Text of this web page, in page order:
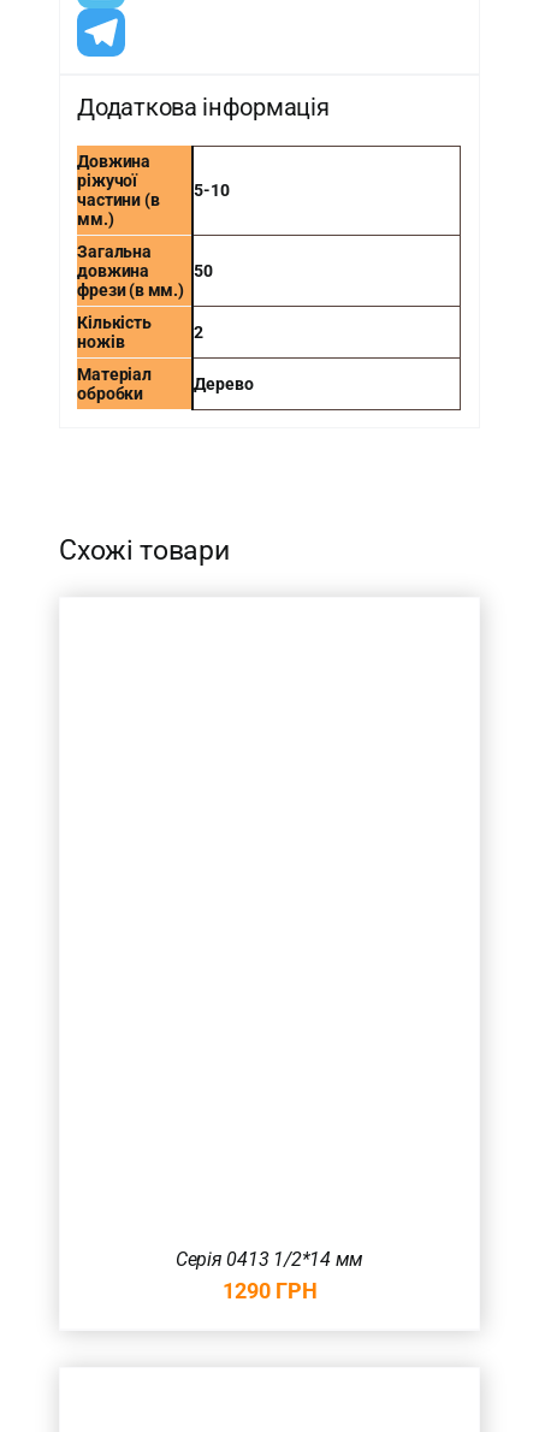
Додаткова інформація
Довжина
ріжучої
частини (в
мм.)
5-10
Загальна
довжина
фрези (в мм.)
50
Кількість
ножів
2
Матеріал
обробки
Дерево
Схожі товари
Серія 0413 1/2*14 мм
1290 ГРН